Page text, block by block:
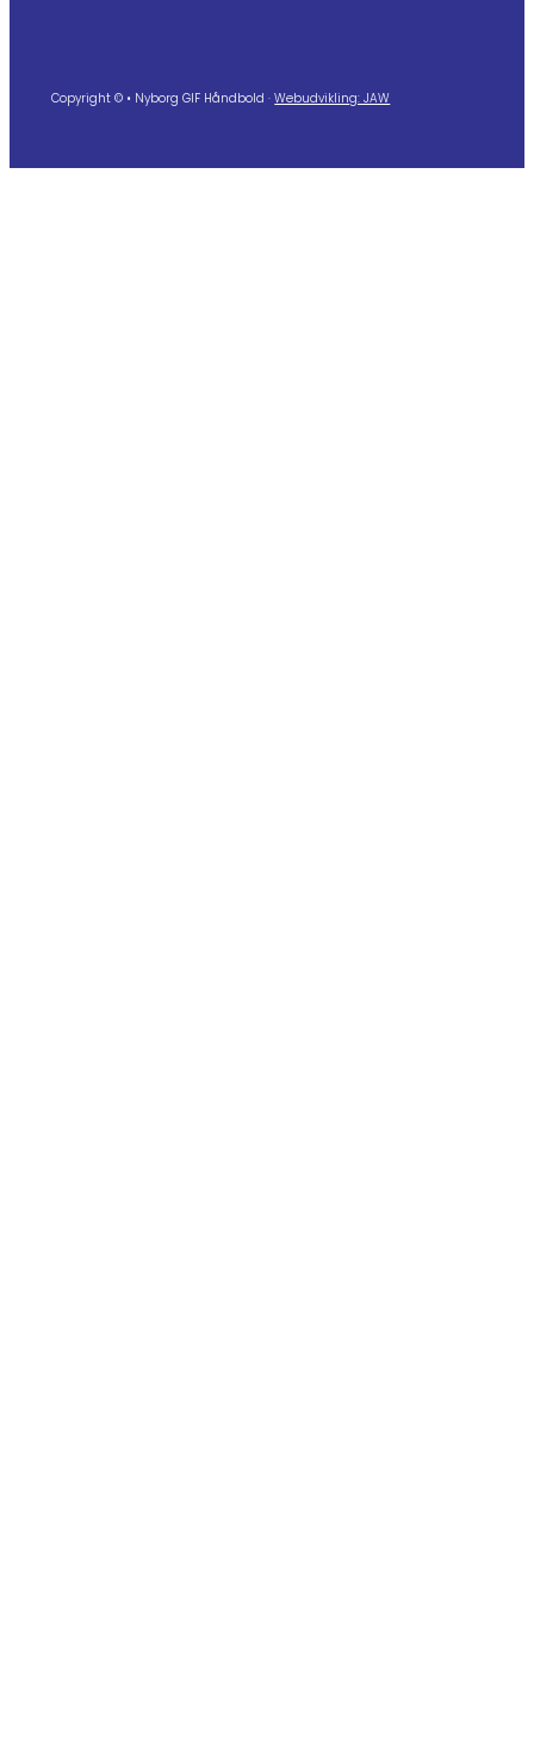
Copyright © • Nyborg GIF Håndbold ·Webudvikling: JAW